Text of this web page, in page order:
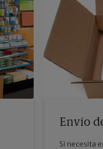
Envío
Si necesita